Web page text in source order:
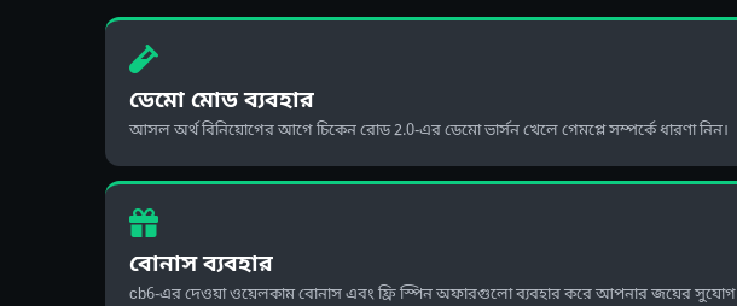
ডেমো মোড ব্যবহার
আসল অর্থ বিনিয়োগের আগে চিকেন রোড 2.0-এর ডেমো ভার্সন খেলে গেমপ্লে সম্পর্কে ধারণা নিন।
বোনাস ব্যবহার
cb6-এর দেওয়া ওয়েলকাম বোনাস এবং ফ্রি স্পিন অফারগুলো ব্যবহার করে আপনার জয়ের সুযোগ